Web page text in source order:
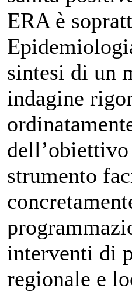
ERA è
sintesi di un
indagine
strumento
interventi di
regionale e